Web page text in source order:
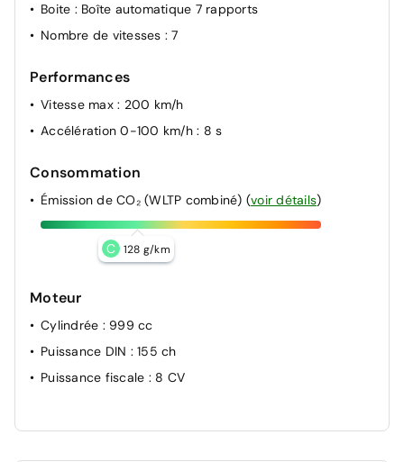
Boite : Boîte automatique 7 rapports
Nombre de vitesses : 7
Performances
Vitesse max : 200 km/h
Accélération 0-100 km/h : 8 s
Consommation
Émission de CO₂ (WLTP combiné) (voir détails)
C 128 g/km
Moteur
Cylindrée : 999 cc
Puissance DIN : 155 ch
Puissance fiscale : 8 CV